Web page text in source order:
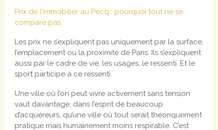
Prix de l’immobilier au Pecq : pourquoi tout ne se
compare pas
Les prix ne s’expliquent pas uniquement par la surface,
l’emplacement ou la proximité de Paris. Ils s’expliquent
aussi par le cadre de vie, les usages, le ressenti. Et le
sport participe à ce ressenti.
Une ville où l’on peut vivre activement sans tension
vaut davantage, dans l’esprit de beaucoup
d’acquéreurs, qu’une ville où tout serait théoriquement
pratique mais humainement moins respirable. C’est